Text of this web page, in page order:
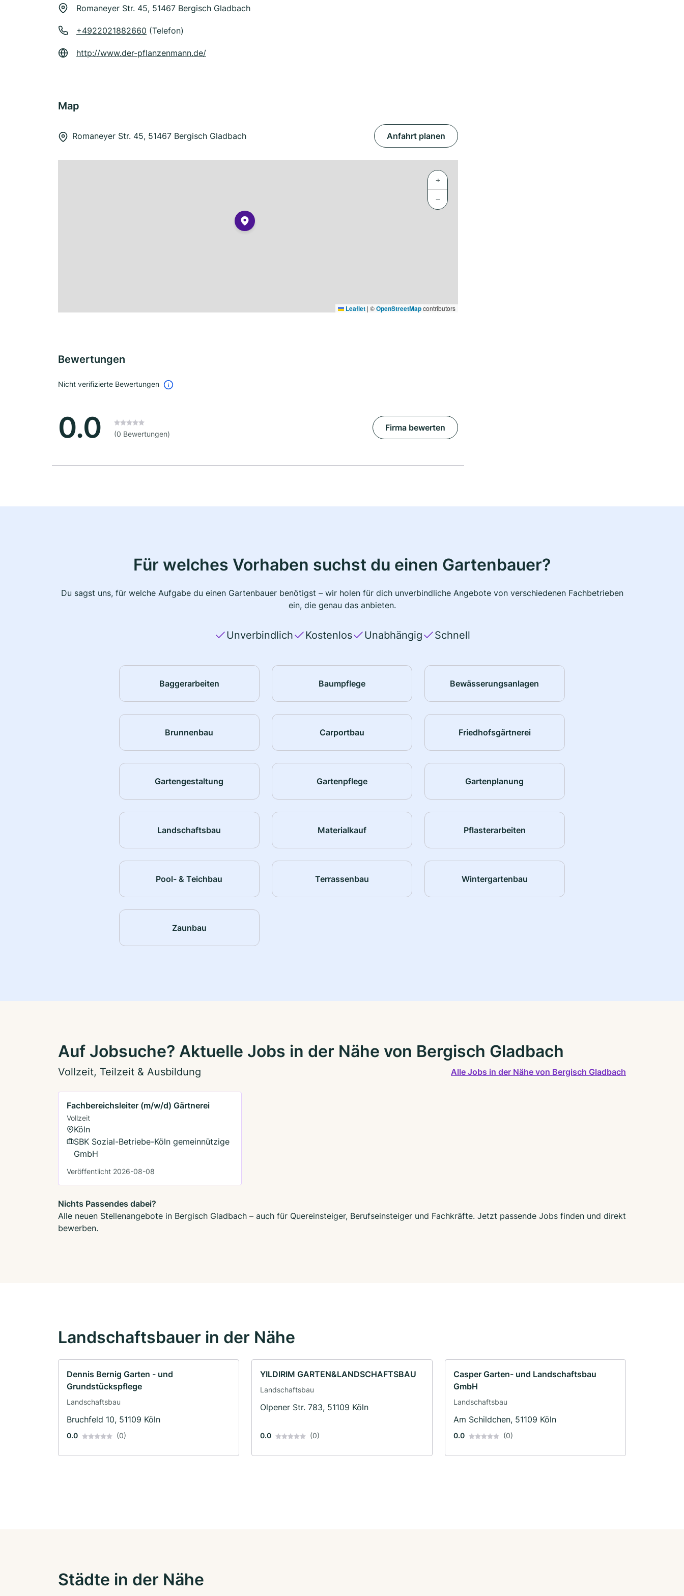
Romaneyer Str. 45, 51467 Bergisch Gladbach
+4922021882660 (Telefon)
http://www.der-pflanzenmann.de/
Map
Romaneyer Str. 45, 51467 Bergisch Gladbach Anfahrt planen
+
−
Leaflet | ©OpenStreetMapcontributors
Bewertungen
Nicht verifizierte Bewertungen
0.0 (0 Bewertungen)
Firma bewerten
Für welches Vorhaben suchst du einen Gartenbauer?
Du sagst uns, für welche Aufgabe du einen Gartenbauer benötigst – wir holen für dich unverbindliche Angebote von verschiedenen Fachbetrieben
ein, die genau das anbieten.
Unverbindlich Kostenlos Unabhängig Schnell
Baggerarbeiten Baumpflege Bewässerungsanlagen
Brunnenbau Carportbau Friedhofsgärtnerei
Gartengestaltung Gartenpflege Gartenplanung
Landschaftsbau Materialkauf Pflasterarbeiten
Pool- & Teichbau Terrassenbau Wintergartenbau
Zaunbau
Auf Jobsuche? Aktuelle Jobs in der Nähe von Bergisch Gladbach
Vollzeit, Teilzeit & Ausbildung Alle Jobs in der Nähe von Bergisch Gladbach
Fachbereichsleiter (m/w/d) Gärtnerei
Vollzeit
Köln
SBK Sozial-Betriebe-Köln gemeinnützige
GmbH
Veröffentlicht 2026-08-08
Nichts Passendes dabei?
Alle neuen Stellenangebote in Bergisch Gladbach – auch für Quereinsteiger, Berufseinsteiger und Fachkräfte. Jetzt passende Jobs finden und direkt
bewerben.
Landschaftsbauer in der Nähe
Dennis Bernig Garten - und
Grundstückspflege
Landschaftsbau
Bruchfeld 10, 51109 Köln
0.0 (0)
YILDIRIM GARTEN&LANDSCHAFTSBAU
Landschaftsbau
Olpener Str. 783, 51109 Köln
0.0 (0)
Casper Garten- und Landschaftsbau
GmbH
Landschaftsbau
Am Schildchen, 51109 Köln
0.0 (0)
Städte in der Nähe